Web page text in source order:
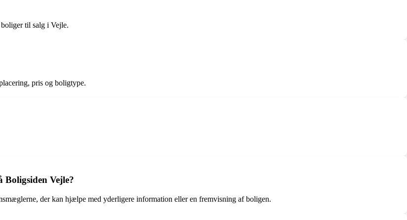
til salg i Vejle.
pris og boligtype.
Vejle?
der kan hjælpe med yderligere information eller en fremvisning af boligen.